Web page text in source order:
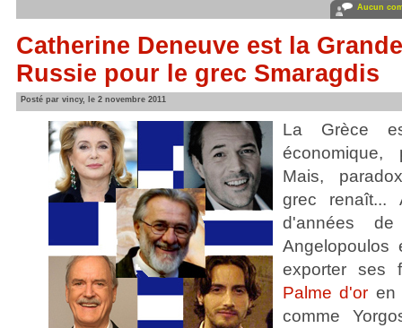
Aucun
Catherine Deneuve est la
Russie pour le grec Smaragdis
Posté par vincy, le 2 novembre 2011
La Grèce
Mais,
grec renaît...
d'années
exporter ses
Palme d'or en
comme